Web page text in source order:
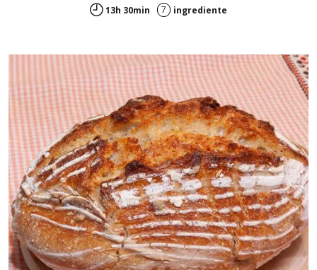
13h 30min 7 ingrediente